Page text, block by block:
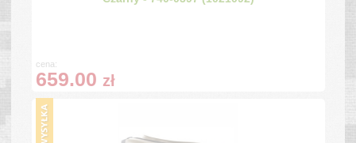
cena:
659.00 zł